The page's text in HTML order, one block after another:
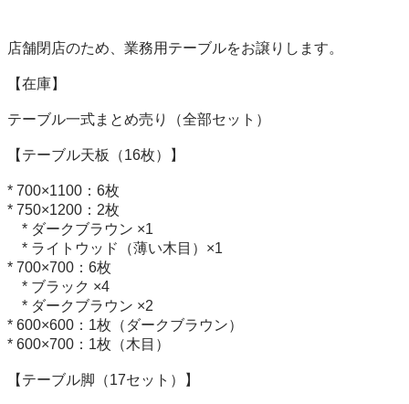
店舗閉店のため、業務用テーブルをお譲りします。
【在庫】
テーブル一式まとめ売り（全部セット）
【テーブル天板（16枚）】
* 700×1100：6枚
* 750×1200：2枚
* 700×700：6枚
* 600×600：1枚（ダークブラウン）
* 600×700：1枚（木目）
【テーブル脚（17セット）】